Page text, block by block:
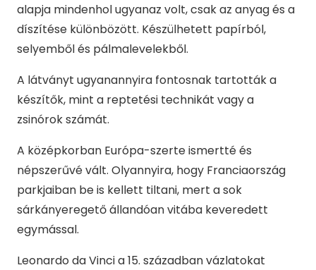
alapja mindenhol ugyanaz volt, csak az anyag és a
díszítése különbözött. Készülhetett papírból,
selyemből és pálmalevelekből.
A látványt ugyanannyira fontosnak tartották a
készítők, mint a reptetési technikát vagy a
zsinórok számát.
A középkorban Európa-szerte ismertté és
népszerűvé vált. Olyannyira, hogy Franciaország
parkjaiban be is kellett tiltani, mert a sok
sárkányeregető állandóan vitába keveredett
egymással.
Leonardo da Vinci a 15. században vázlatokat